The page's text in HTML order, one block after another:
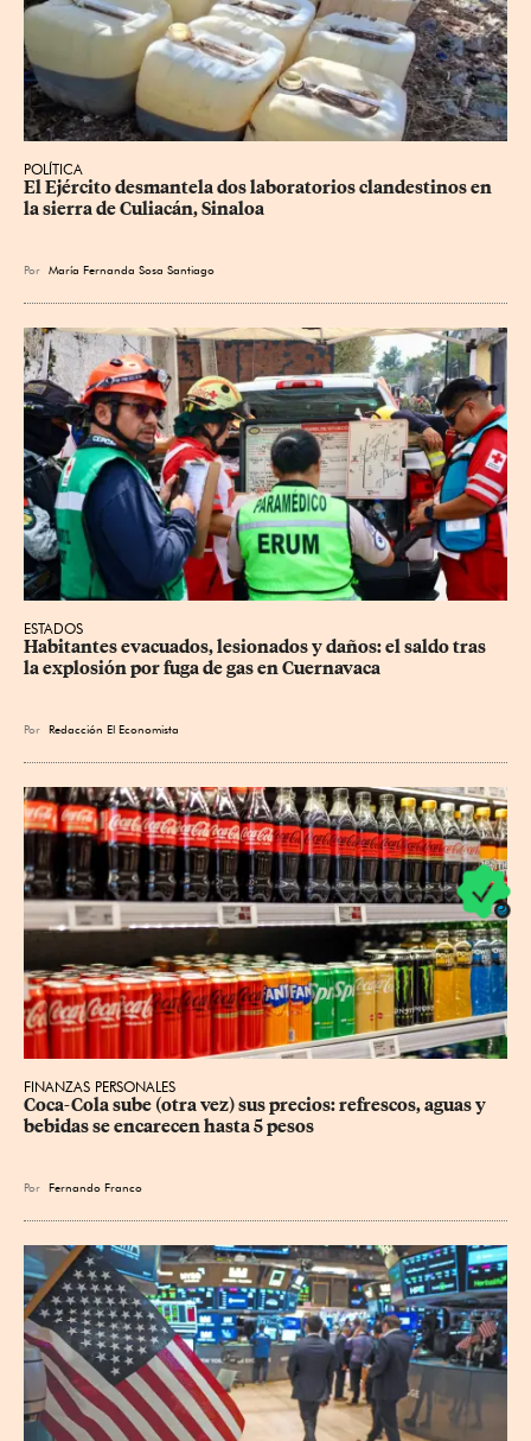
POLÍTICA
El Ejército desmantela dos laboratorios clandestinos en
la sierra de Culiacán, Sinaloa
Por María Fernanda Sosa Santiago
ESTADOS
Habitantes evacuados, lesionados y daños: el saldo tras
la explosión por fuga de gas en Cuernavaca
Por Redacción El Economista
FINANZAS PERSONALES
Coca-Cola sube (otra vez) sus precios: refrescos, aguas y
bebidas se encarecen hasta 5 pesos
Por Fernando Franco